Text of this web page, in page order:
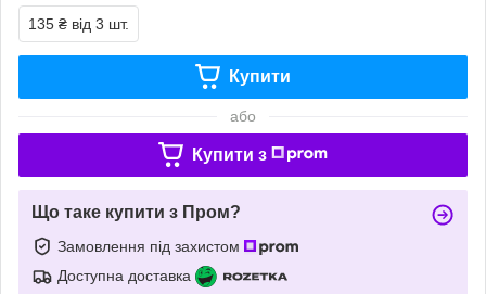
135 ₴ від 3 шт.
Купити
або
Купити з
Що таке купити з Пром?
Замовлення під захистом
Доступна доставка